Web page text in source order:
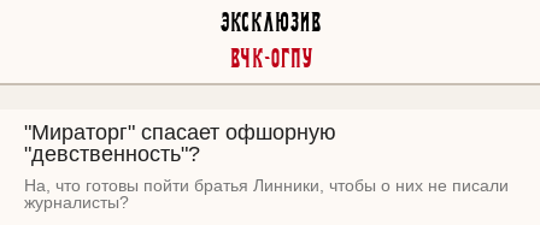
Эксклюзив
ВЧК-ОГПУ
"Мираторг" спасает офшорную
"девственность"?
На, что готовы пойти братья Линники, чтобы о них не писали
журналисты?